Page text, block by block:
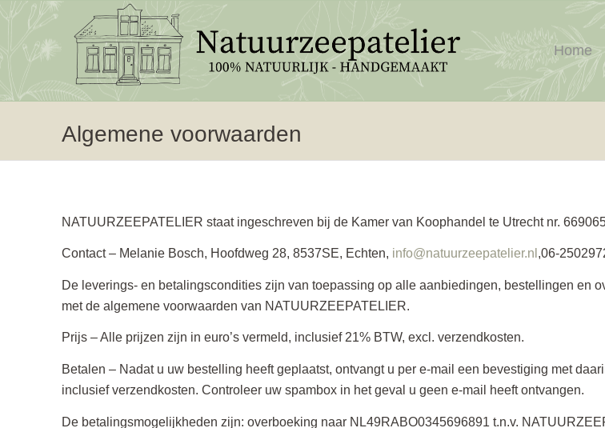
Home
Algemene voorwaarden
NATUURZEEPATELIER staat ingeschreven bij de Kamer van Koophandel te Utrecht nr.
Contact – Melanie Bosch, Hoofdweg 28, 8537SE, Echten, info@natuurzeepatelier.nl ,06-
De leverings- en betalingscondities zijn van toepassing op alle aanbiedingen, bestellingen en
met de algemene voorwaarden van NATUURZEEPATELIER.
Prijs – Alle prijzen zijn in euro’s vermeld, inclusief 21% BTW, excl. verzendkosten.
Betalen – Nadat u uw bestelling heeft geplaatst, ontvangt u per e-mail een bevestiging met
inclusief verzendkosten. Controleer uw spambox in het geval u geen e-mail heeft ontvangen.
De betalingsmogelijkheden zijn: overboeking naar NL49RABO0345696891 t.n.v.